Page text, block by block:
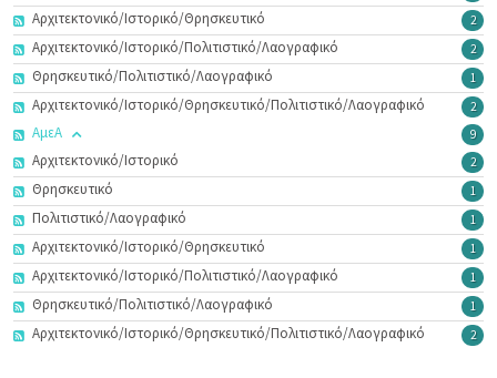
2
Αρχιτεκτονικό/Ιστορικό/Θρησκευτικό
2
Αρχιτεκτονικό/Ιστορικό/Πολιτιστικό/Λαογραφικό
1
Θρησκευτικό/Πολιτιστικό/Λαογραφικό
2
Αρχιτεκτονικό/Ιστορικό/Θρησκευτικό/Πολιτιστικό/Λαογραφικό
9
ΑμεΑ
2
Αρχιτεκτονικό/Ιστορικό
1
Θρησκευτικό
1
Πολιτιστικό/Λαογραφικό
1
Αρχιτεκτονικό/Ιστορικό/Θρησκευτικό
1
Αρχιτεκτονικό/Ιστορικό/Πολιτιστικό/Λαογραφικό
1
Θρησκευτικό/Πολιτιστικό/Λαογραφικό
2
Αρχιτεκτονικό/Ιστορικό/Θρησκευτικό/Πολιτιστικό/Λαογραφικό